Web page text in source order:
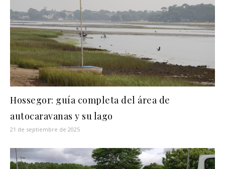
Hossegor: guía completa del área de
autocaravanas y su lago
21 de septiembre de 2025